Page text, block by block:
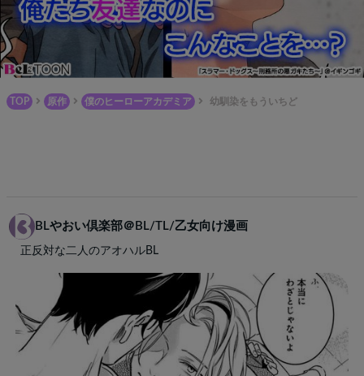
TOP 原作 僕のヒーローアカデミア 幼馴染をもういちど
BLやおい倶楽部＠BL/TL/乙女向け漫画
正反対な二人のアオハルBL